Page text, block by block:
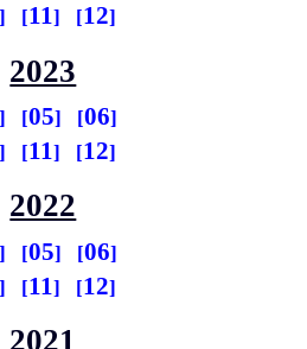
11 12
2023
05
06
11 12
2022
05
06
11 12
2021